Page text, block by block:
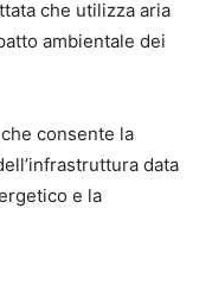
che utilizza aria
ambientale dei
consente la
data
e la